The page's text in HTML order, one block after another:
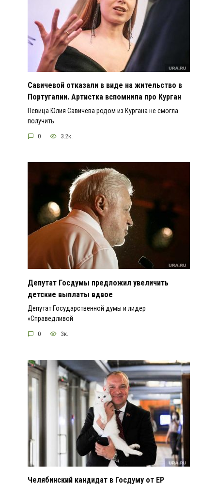
Савичевой отказали в виде на жительство в
Португалии. Артистка вспомнила про Курган
Певица Юлия Савичева родом из Кургана не смогла
получить
0 3.2к.
Депутат Госдумы предложил увеличить
детские выплаты вдвое
Депутат Государственной думы и лидер
«Справедливой
0 3к.
Челябинский кандидат в Госдуму от ЕР